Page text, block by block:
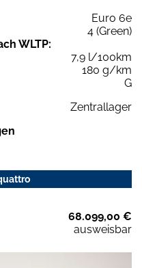
Euro 6e
4 (Green)
WLTP:
7,9 l/100km
180 g/km
G
Zentrallager
68.099,00 €
ausweisbar